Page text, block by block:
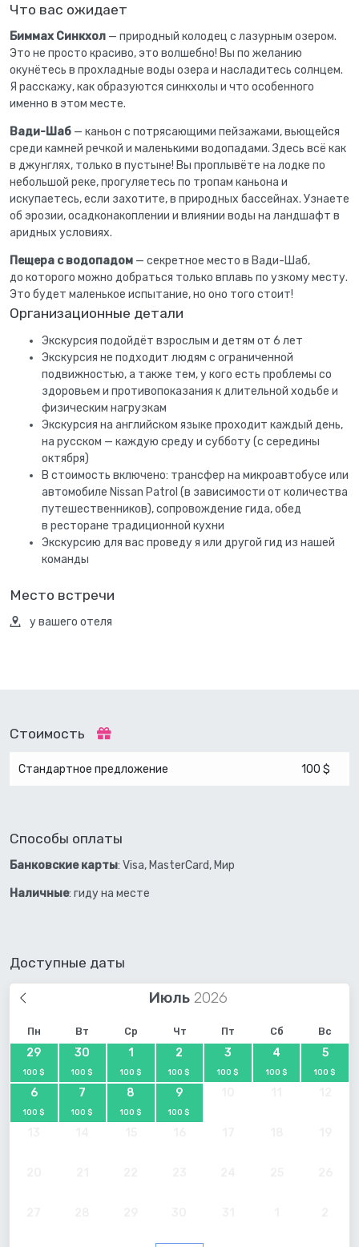
Что вас ожидает
Биммах Синкхол — природный колодец с лазурным озером.
Это не просто красиво, это волшебно! Вы по желанию
окунётесь в прохладные воды озера и насладитесь солнцем.
Я расскажу, как образуются синкхолы и что особенного
именно в этом месте.
Вади-Шаб — каньон с потрясающими пейзажами, вьющейся
среди камней речкой и маленькими водопадами. Здесь всё как
в джунглях, только в пустыне! Вы проплывёте на лодке по
небольшой реке, прогуляетесь по тропам каньона и
искупаетесь, если захотите, в природных бассейнах. Узнаете
об эрозии, осадконакоплении и влиянии воды на ландшафт в
аридных условиях.
Пещера с водопадом — секретное место в Вади-Шаб,
до которого можно добраться только вплавь по узкому месту.
Это будет маленькое испытание, но оно того стоит!
Организационные детали
Экскурсия подойдёт взрослым и детям от 6 лет
Экскурсия не подходит людям с ограниченной
подвижностью, а также тем, у кого есть проблемы со
здоровьем и противопоказания к длительной ходьбе и
физическим нагрузкам
Экскурсия на английском языке проходит каждый день,
на русском — каждую среду и субботу (с середины
октября)
В стоимость включено: трансфер на микроавтобусе или
автомобиле Nissan Patrol (в зависимости от количества
путешественников), сопровождение гида, обед
в ресторане традиционной кухни
Экскурсию для вас проведу я или другой гид из нашей
команды
Место встречи
у вашего отеля
Стоимость
Стандартное предложение 100 $
Способы оплаты
Банковские карты: Visa, MasterCard, Мир
Наличные: гиду на месте
Доступные даты
Июль
Пн Вт Ср Чт Пт Сб Вс
29
100 $
30
100 $
1
100 $
2
100 $
3
100 $
4
100 $
5
100 $
6
100 $
7
100 $
8
100 $
9
100 $